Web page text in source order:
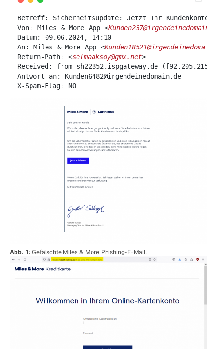
Betreff: Sicherheitsupdate: Jetzt Ihr Kundenkonto
Von: Μiles & Μore Αpp <
Datum: 09.06.2024, 14:10
An: Μiles & Μore Αpp <
Return-Path: <selmaaksoy@gmx.net>
Received: from sh22852.ispgateway.de
Antwort an: Kunden6482@irgendeinedomain.de
X-Spam-Flag: NO
Abb. 1: Gefälschte Miles & More Phishing-E-Mail.